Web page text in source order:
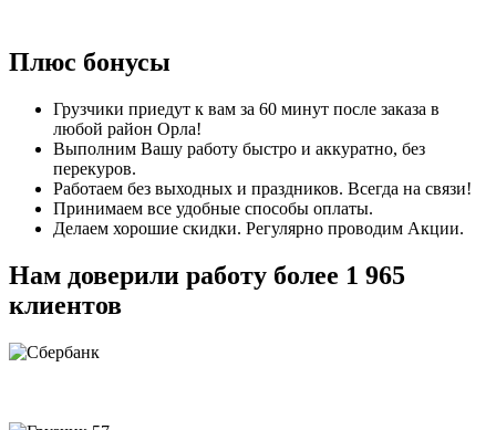
Плюс бонусы
Грузчики приедут к вам за 60 минут после заказа в
любой район Орла!
Выполним Вашу работу быстро и аккуратно, без
перекуров.
Работаем без выходных и праздников. Всегда на связи!
Принимаем все удобные способы оплаты.
Делаем хорошие скидки. Регулярно проводим Акции.
Нам доверили работу более 1 965
клиентов